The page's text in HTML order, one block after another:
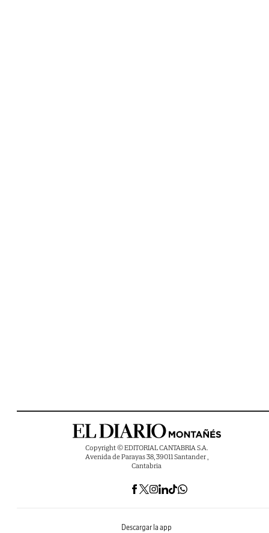
Copyright © EDITORIAL CANTABRIA S.A.
Avenida de Parayas 38, 39011 Santander ,
Cantabria
Descargar la app